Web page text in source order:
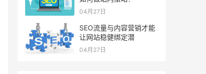
04月27日
SEO流量与内容营销才能
让网站稳健绑定潜
04月27日